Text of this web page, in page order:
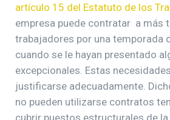
artículo 15 del Estatuto de los
empresa puede contratar a más
trabajadores por una temporada
cuando se le hayan presentado
excepcionales. Estas
justificarse adecuadamente.
no pueden utilizarse contratos
cubrir puestos estructurales de la